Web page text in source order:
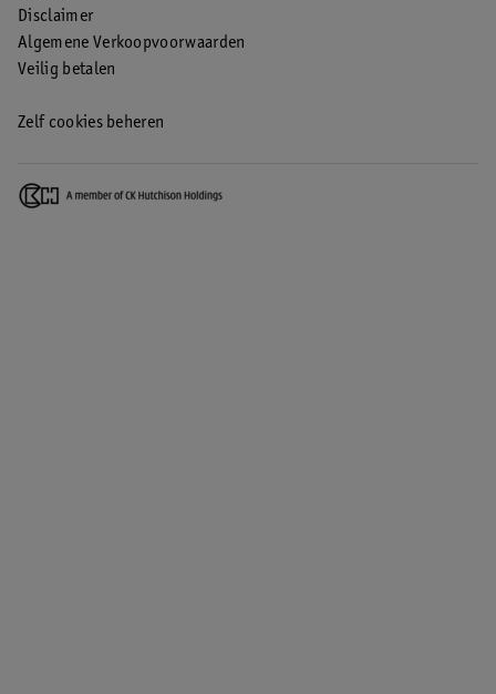
Disclaimer
Algemene Verkoopvoorwaarden
Veilig betalen
Zelf cookies beheren